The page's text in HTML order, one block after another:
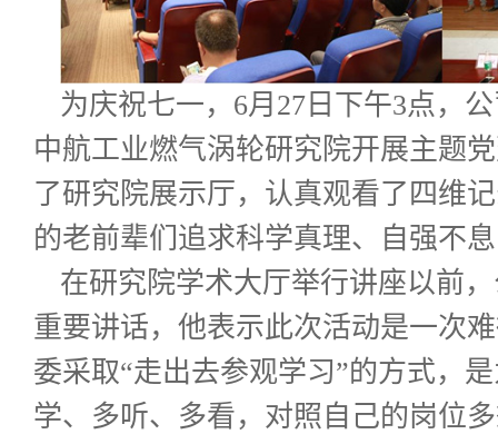
为庆祝七一， 6月 27 日下午3点，
中航工业燃气涡轮研究院开展主题
了研究院展示厅，认真观看了四维
的老前辈们追求科学真理、自强不
在研究院学术大厅举行讲座以前
重要讲话，他表示此次活动是一次
委采取“走出去参观学习”的方式，
学、多听、多看，对照自己的岗位